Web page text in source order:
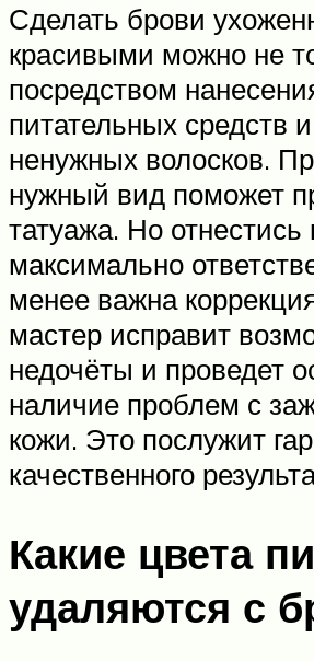
Сделать брови
красивыми можно не
посредством
питательных средств
ненужных волосков.
нужный вид поможет
татуажа. Но отнестись
максимально
менее важна
мастер исправит
недочёты и проведет
наличие проблем с
кожи. Это послужит
качественного
Какие цвета
удаляются с